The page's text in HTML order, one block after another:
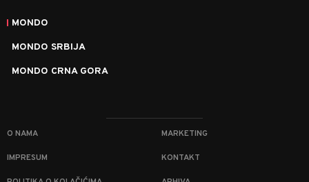
MONDO
MONDO SRBIJA
MONDO CRNA GORA
O NAMA MARKETING
IMPRESUM KONTAKT